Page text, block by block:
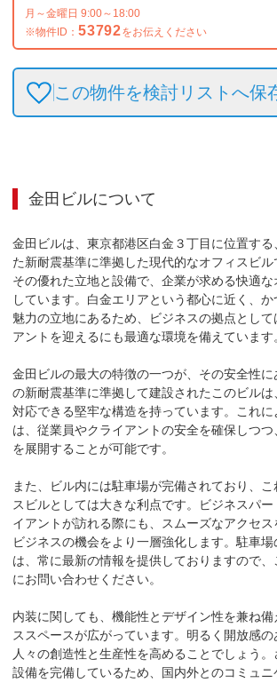
月～金曜日 9:00～18:00
※物件ID： 53792をお伝えください
この物件を検討リストへ保
金田ビルについて
金田ビルは、東京都港区白金３丁目に位置す
た新耐震基準に準拠した現代的なオフィスビル
その優れた立地と設備で、企業が求める快適
しています。白金エリアという都心に近く、
魅力の立地にあるため、ビジネスの拠点とし
アントを迎えるにも最適な環境を備えています
金田ビルの最大の特徴の一つが、その安全性
の新耐震基準に準拠して建設されたこのビルは
対応できる堅牢な構造を持っています。これ
は、従業員やクライアントの安全を確保しつ
を展開することが可能です。
また、ビル内には駐車場が完備されており、
スビルとしては大きな利点です。ビジネスパ
イアントが訪れる際にも、スムーズなアクセス
ビジネスの機会をより一層強化します。駐車
は、常に最新の情報を提供しておりますので
にお問い合わせください。
内装に関しても、機能性とデザイン性を兼ね備
ススペースが広がっています。明るく開放感の
人々の創造性と生産性を高めることでしょう
設備を完備しているため、国内外とのコミュ